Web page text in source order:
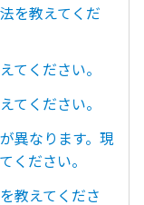
を教えてくだ
てください。
てください。
異なります。現
ください。
教えてくださ